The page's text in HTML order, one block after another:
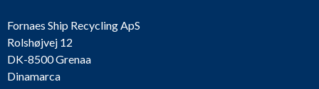
Fornaes Ship Recycling ApS
Rolshøjvej 12
DK-8500 Grenaa
Dinamarca